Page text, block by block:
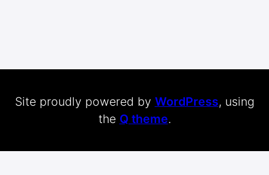
Site proudly powered by WordPress, using
the Q theme.